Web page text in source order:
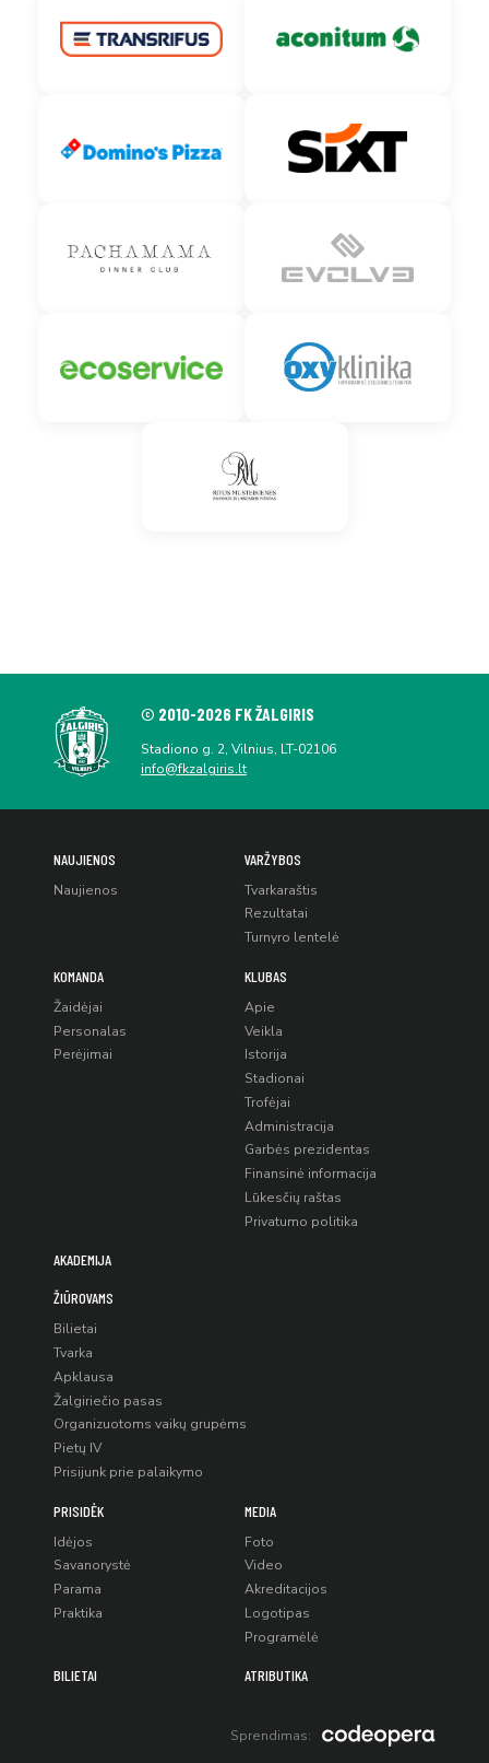
© 2010-2026 FK ŽALGIRIS
Stadiono g. 2, Vilnius, LT-02106
info@fkzalgiris.lt
NAUJIENOS
Naujienos
VARŽYBOS
Tvarkaraštis
Rezultatai
Turnyro lentelė
KOMANDA
Žaidėjai
Personalas
Perėjimai
KLUBAS
Apie
Veikla
Istorija
Stadionai
Trofėjai
Administracija
Garbės prezidentas
Finansinė informacija
Lūkesčių raštas
Privatumo politika
AKADEMIJA
ŽIŪROVAMS
Bilietai
Tvarka
Apklausa
Žalgiriečio pasas
Organizuotoms vaikų grupėms
Pietų IV
Prisijunk prie palaikymo
PRISIDĖK
Idėjos
Savanorystė
Parama
Praktika
MEDIA
Foto
Video
Akreditacijos
Logotipas
Programėlė
BILIETAI ATRIBUTIKA
Sprendimas: